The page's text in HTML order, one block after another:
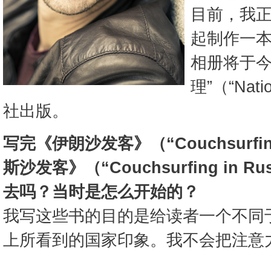
目前，我
起制作一
相册将于
理”（
社出版。
写完《伊朗沙发客》（
斯沙发客》（“Couchsurfing in
去吗？当时是怎么开始的？
我写这些书的目的是给读者一个不
上所看到的国家印象。我不会把注